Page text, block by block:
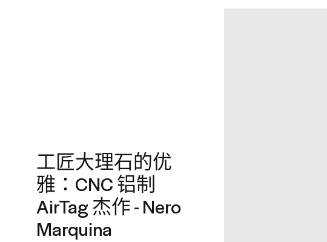
工匠大理石的优
雅：CNC 铝制
AirTag 杰作 - Nero
Marquina